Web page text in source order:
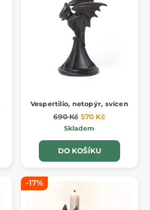
Vespertilio, netopýr, svícen
690 Kč 570 Kč
Skladem
DO KOŠÍKU
-17%